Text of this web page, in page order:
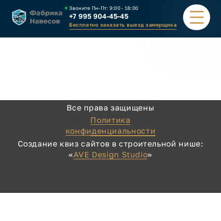
Звоните Пн-Пт: 9:00 - 18:00
+7 995 904-45-45
Бесплатно заказать выезд замерщика
КАЛЬКУЛЯТОР
КАК ЗАКАЗАТЬ
Все права защищены
Политика
конфиденциальности
Создание квиз сайтов в строительной нише:
«AVE Design Studio»